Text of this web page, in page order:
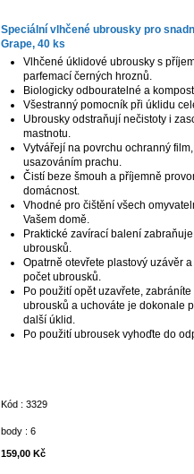
Speciální vlhčené ubrousky pro
Grape, 40 ks
Vlhčené úklidové ubrousky s
parfemací černých hroznů.
Biologicky odbouratelné a
Všestranný pomocník při úklidu
Ubrousky odstraňují nečistoty i
mastnotu.
Vytvářejí na povrchu ochranný
usazováním prachu.
Čistí beze šmouh a příjemně
domácnost.
Vhodné pro čištění všech
Vašem domě.
Praktické zavírací balení
ubrousků.
Opatrně otevřete plastový uzávěr
počet ubrousků.
Po použití opět uzavřete,
ubrousků a uchováte je dokonale
další úklid.
Po použití ubrousek vyhoďte do
Kód : 3329
body : 6
159,00 Kč